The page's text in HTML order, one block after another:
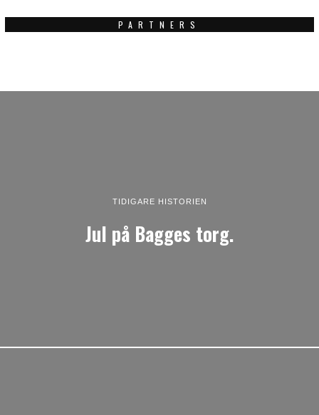
PARTNERS
TIDIGARE HISTORIEN
Jul på Bagges torg.